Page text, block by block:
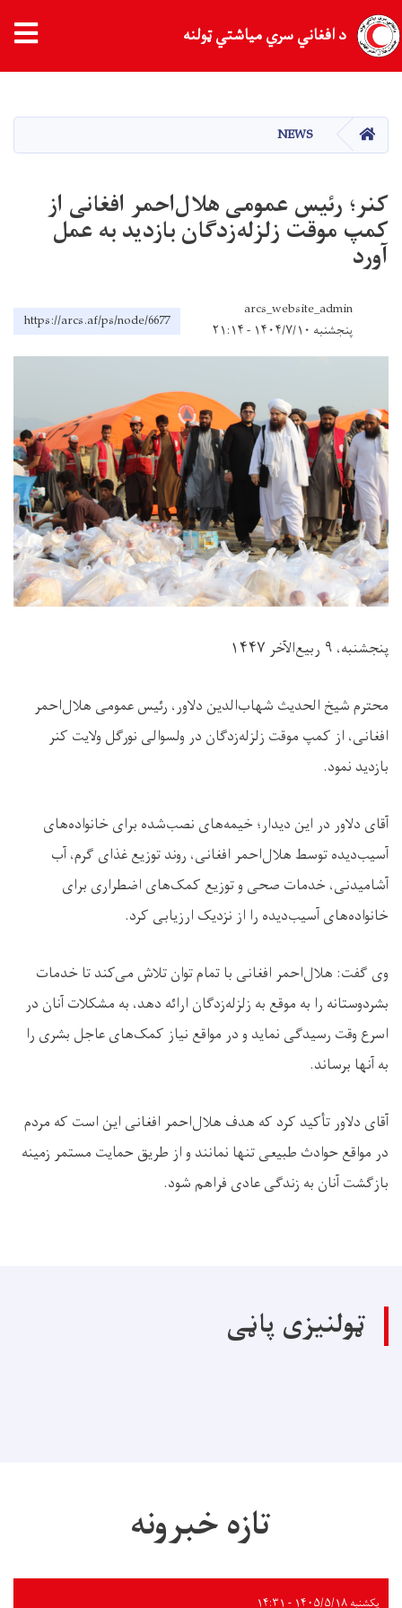
د افغاني سري میاشتي ټولنه
کور NEWS
کنر؛ رئیس عمومی هلال‌احمر افغانی از
کمپ موقت زلزله‌زدگان بازدید به عمل
آورد
arcs_website_admin
پنجشنبه ۱۴۰۴/۷/۱۰ - ۲۱:۱۴
https://arcs.af/ps/node/6677
پنجشنبه، ۹ ربیع‌الآخر ۱۴۴۷
محترم شیخ الحدیث شهاب‌الدین دلاور، رئیس عمومی هلال‌احمر
افغانی، از کمپ موقت زلزله‌زدگان در ولسوالی نورگل ولایت کنر
بازدید نمود.
آقای دلاور در این دیدار؛ خیمه‌های نصب‌شده برای خانواده‌های
آسیب‌دیده توسط هلال‌احمر افغانی، روند توزیع غذای گرم، آب
آشامیدنی، خدمات صحی و توزیع کمک‌های اضطراری برای
خانواده‌های آسیب‌دیده را از نزدیک ارزیابی کرد.
وی گفت: هلال‌احمر افغانی با تمام توان تلاش می‌کند تا خدمات
بشردوستانه را به موقع به زلزله‌زدگان ارائه دهد، به مشکلات آنان در
اسرع وقت رسیدگی نماید و در مواقع نیاز کمک‌های عاجل بشری را
به آنها برساند.
آقای دلاور تأکید کرد که هدف هلال‌احمر افغانی این است که مردم
در مواقع حوادث طبیعی تنها نمانند و از طریق حمایت مستمر زمینه
بازگشت آنان به زندگی عادی فراهم شود.
ټولنیزی پاڼی
تازه خبرونه
یکشنبه ۱۴۰۵/۵/۱۸ - ۱۴:۳۱